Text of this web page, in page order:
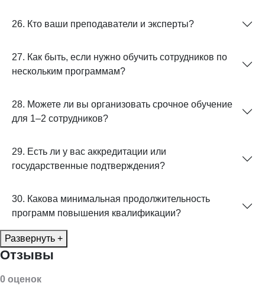
26. Кто ваши преподаватели и эксперты?
27. Как быть, если нужно обучить сотрудников по
нескольким программам?
28. Можете ли вы организовать срочное обучение
для 1–2 сотрудников?
29. Есть ли у вас аккредитации или
государственные подтверждения?
30. Какова минимальная продолжительность
программ повышения квалификации?
Развернуть +
Отзывы
0 оценок